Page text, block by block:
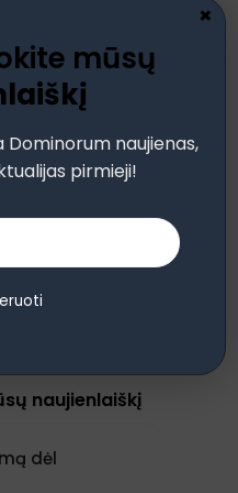
dėl
Užsiregistruoti
naujienlaiškį
mūsų
Dominorum naujienas,
pirmieji!
×